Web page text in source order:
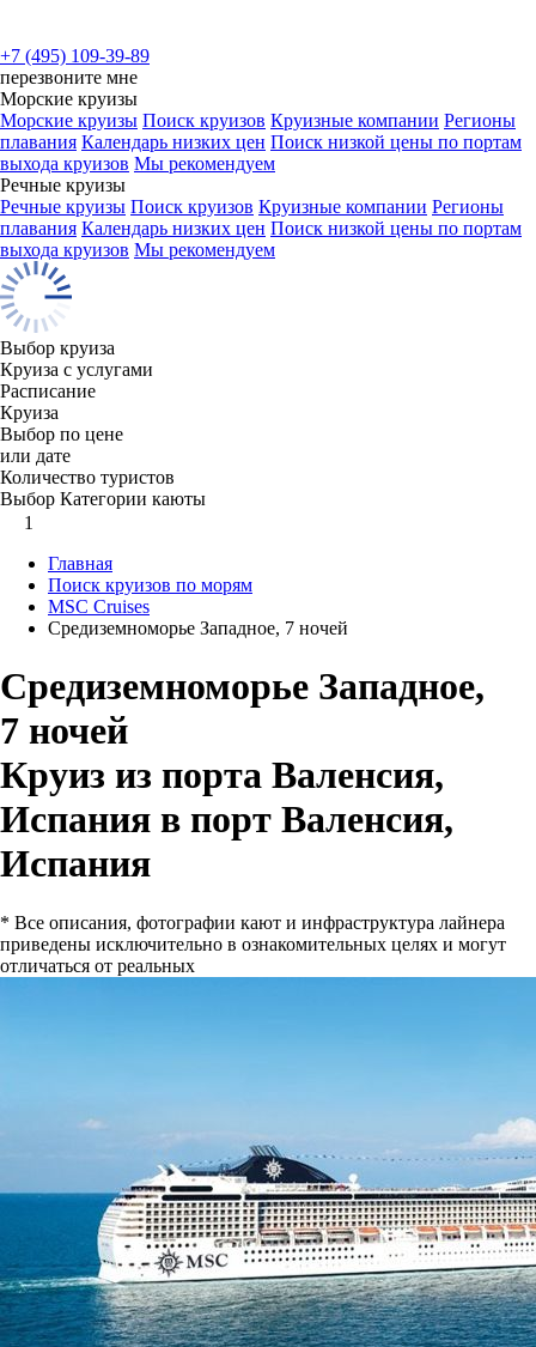
+7 (495) 109-39-89
перезвоните мне
Морские круизы
Морские круизы Поиск круизов Круизные компании Регионы
плавания Календарь низких цен Поиск низкой цены по портам
выхода круизов Мы рекомендуем
Речные круизы
Речные круизы Поиск круизов Круизные компании Регионы
плавания Календарь низких цен Поиск низкой цены по портам
выхода круизов Мы рекомендуем
Выбор круиза
Круиза с услугами
Расписание
Круиза
Выбор по цене
или дате
Количество туристов
Выбор Категории каюты
1
Главная
Поиск круизов по морям
MSC Cruises
Средиземноморье Западное, 7 ночей
Средиземноморье Западное,
7 ночей
Круиз из порта Валенсия,
Испания в порт Валенсия,
Испания
* Все описания, фотографии кают и инфраструктура лайнера
приведены исключительно в ознакомительных целях и могут
отличаться от реальных